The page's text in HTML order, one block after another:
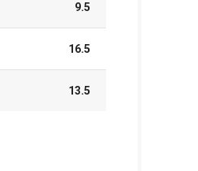
9.5
16.5
13.5